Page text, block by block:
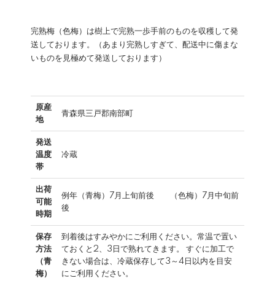
完熟梅（色梅）は樹上で完熟一歩手前のものを収穫して発
送しております。（あまり完熟しすぎて、配送中に傷まな
いものを見極めて発送しております）
原産
地
青森県三戸郡南部町
発送
温度
帯
冷蔵
出荷
可能
時期
例年（青梅）7月上旬前後 （色梅）7月中旬前
後
保存
方法
（青
梅）
到着後はすみやかにご利用ください。常温で置い
ておくと2、3日で熟れてきます。 すぐに加工で
きない場合は、冷蔵保存して3～4日以内を目安
にご利用ください。